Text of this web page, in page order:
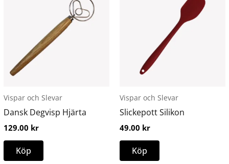
Vispar och Slevar
Dansk Degvisp Hjärta
129.00 kr
Köp
Vispar och Slevar
Slickepott Silikon
49.00 kr
Köp
produkten
flera
varianter.
alternativen
kan